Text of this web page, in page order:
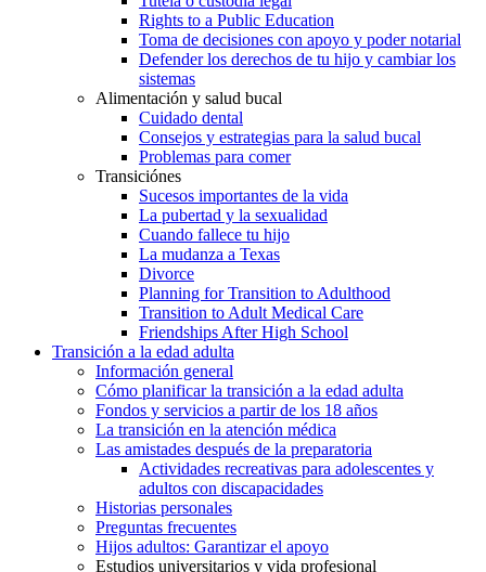
Rights to a Public Education
Toma de decisiones con apoyo y poder notarial
Defender los derechos de tu hijo y cambiar los
sistemas
Alimentación y salud bucal
Cuidado dental
Consejos y estrategias para la salud bucal
Problemas para comer
Transiciónes
Sucesos importantes de la vida
La pubertad y la sexualidad
Cuando fallece tu hijo
La mudanza a Texas
Divorce
Planning for Transition to Adulthood
Transition to Adult Medical Care
Friendships After High School
Transición a la edad adulta
Información general
Cómo planificar la transición a la edad adulta
Fondos y servicios a partir de los 18 años
La transición en la atención médica
Las amistades después de la preparatoria
Actividades recreativas para adolescentes y
adultos con discapacidades
Historias personales
Preguntas frecuentes
Hijos adultos: Garantizar el apoyo
Estudios universitarios y vida profesional